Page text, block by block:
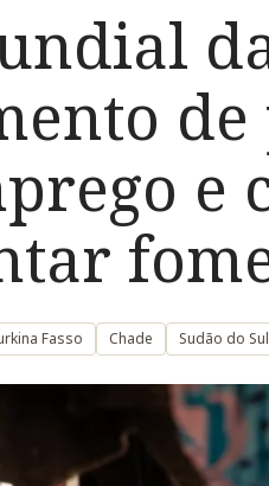
de
e
Fasso Chade Sudão do Sul